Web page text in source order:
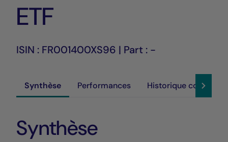
ETF
ISIN : FR001400XS96 | Part : -
Synthèse Performances Historique cours
Synthèse